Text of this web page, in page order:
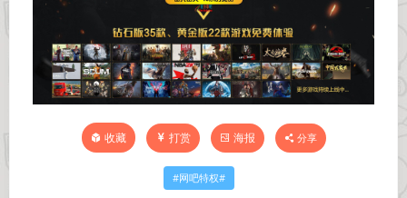
收藏 打赏 海报 分享
网吧特权